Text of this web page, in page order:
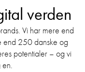
verden
Vi har mere end
end 250 danske og
potentialer – og vi
en.